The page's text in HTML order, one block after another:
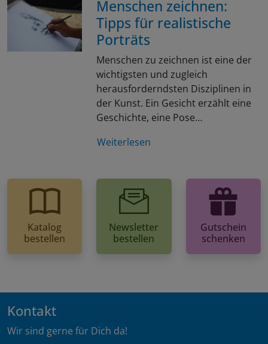
Menschen zeichnen:
Tipps für realistische
Porträts
Menschen zu zeichnen ist eine der
wichtigsten und zugleich
herausforderndsten Disziplinen in
der Kunst. Ein Gesicht erzählt eine
Geschichte, eine Pose…
Weiterlesen
Katalog
bestellen
Newsletter
bestellen
Gutschein
schenken
Kontakt
Wir sind gerne für Dich da!